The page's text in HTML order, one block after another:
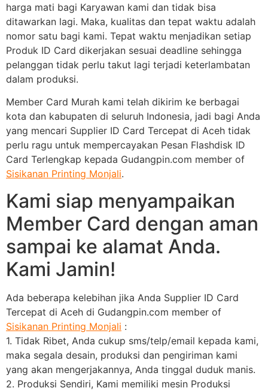
harga mati bagi Karyawan kami dan tidak bisa
ditawarkan lagi. Maka, kualitas dan tepat waktu adalah
nomor satu bagi kami. Tepat waktu menjadikan setiap
Produk ID Card dikerjakan sesuai deadline sehingga
pelanggan tidak perlu takut lagi terjadi keterlambatan
dalam produksi.
Member Card Murah kami telah dikirim ke berbagai
kota dan kabupaten di seluruh Indonesia, jadi bagi Anda
yang mencari Supplier ID Card Tercepat di Aceh tidak
perlu ragu untuk mempercayakan Pesan Flashdisk ID
Card Terlengkap kepada Gudangpin.com member of
Sisikanan Printing Monjali.
Kami siap menyampaikan
Member Card dengan aman
sampai ke alamat Anda.
Kami Jamin!
Ada beberapa kelebihan jika Anda Supplier ID Card
Tercepat di Aceh di Gudangpin.com member of
Sisikanan Printing Monjali :
1. Tidak Ribet, Anda cukup sms/telp/email kepada kami,
maka segala desain, produksi dan pengiriman kami
yang akan mengerjakannya, Anda tinggal duduk manis.
2. Produksi Sendiri, Kami memiliki mesin Produksi